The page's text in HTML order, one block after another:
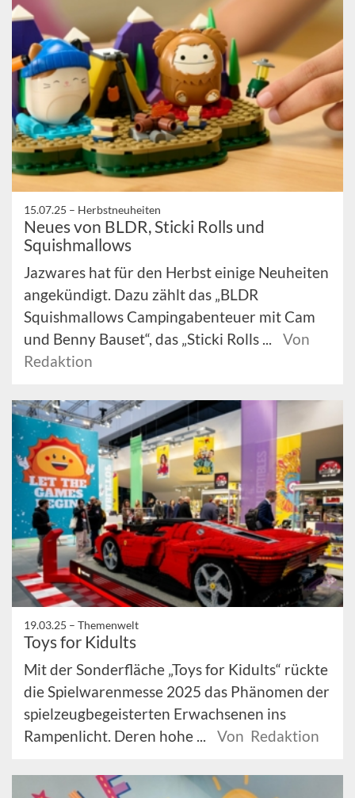
15.07.25 – Herbstneuheiten
Neues von BLDR, Sticki Rolls und
Squishmallows
Jazwares hat für den Herbst einige Neuheiten
angekündigt. Dazu zählt das „BLDR
Squishmallows Campingabenteuer mit Cam
und Benny Bauset“, das „Sticki Rolls ...
Von
Redaktion
19.03.25 – Themenwelt
Toys for Kidults
Mit der Sonderfläche „Toys for Kidults“ rückte
die Spielwarenmesse 2025 das Phänomen der
spielzeugbegeisterten Erwachsenen ins
Rampenlicht. Deren hohe ...
Von Redaktion